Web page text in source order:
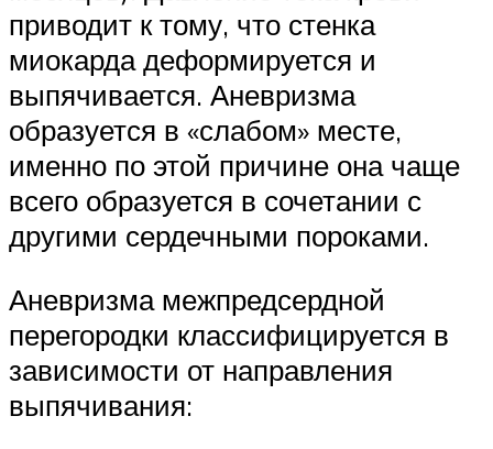
приводит к тому, что стенка
миокарда деформируется и
выпячивается. Аневризма
образуется в «слабом» месте,
именно по этой причине она чаще
всего образуется в сочетании с
другими сердечными пороками.
Аневризма межпредсердной
перегородки классифицируется в
зависимости от направления
выпячивания: